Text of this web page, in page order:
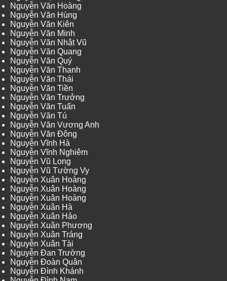
Nguyễn Văn Hoàng
Nguyễn Văn Hùng
Nguyễn Văn Kiên
Nguyễn Văn Minh
Nguyễn Văn Nhật Vũ
Nguyễn Văn Quang
Nguyễn Văn Quý
Nguyễn Văn Thanh
Nguyễn Văn Thái
Nguyễn Văn Tiền
Nguyễn Văn Trưởng
Nguyễn Văn Tuấn
Nguyễn Văn Tú
Nguyễn Văn Vương Anh
Nguyễn Văn Đông
Nguyễn Vĩnh Hà
Nguyễn Vĩnh Nghiêm
Nguyễn Vũ Long
Nguyễn Vũ Tường Vy
Nguyễn Xuân Hoàng
Nguyễn Xuân Hoàng
Nguyễn Xuân Hoàng
Nguyễn Xuân Hà
Nguyễn Xuân Hảo
Nguyễn Xuân Phương
Nguyễn Xuân Tráng
Nguyễn Xuân Tài
Nguyễn Đan Trường
Nguyễn Đoàn Quân
Nguyễn Đình Khánh